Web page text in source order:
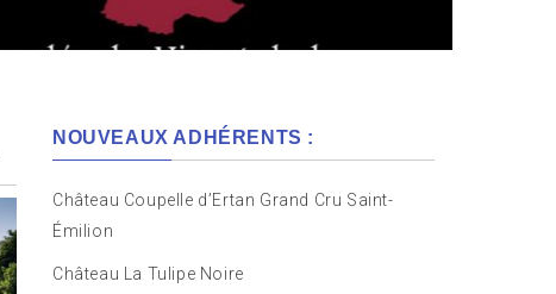
NOUVEAUX ADHÉRENTS :
Château Coupelle d’Ertan Grand Cru Saint-
Émilion
Château La Tulipe Noire